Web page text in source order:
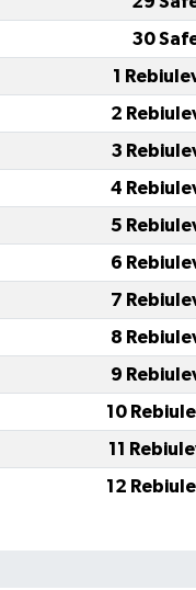
30
1
2
3
4
5
6
7
8
9
10
11
12